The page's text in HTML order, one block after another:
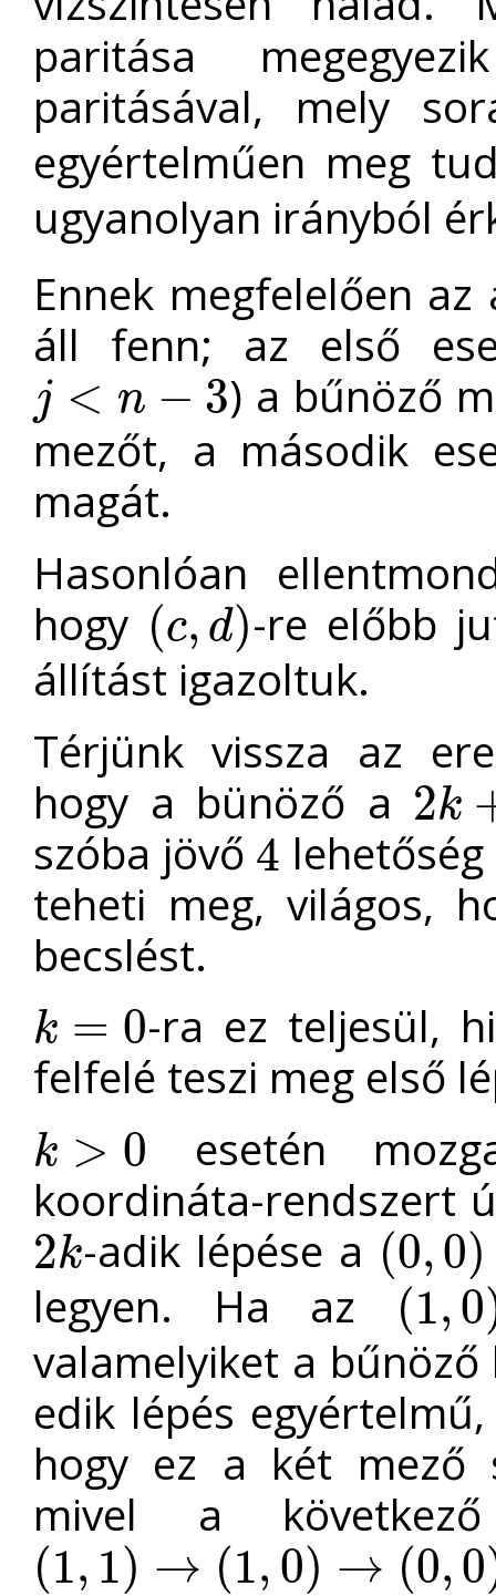
paritása
paritásával, mely
egyértelműen meg
ugyanolyan irányból
Ennek megfelelően
áll fenn; az első
j < n − 3
j< −3
) a bűnöző
mezőt, a második
magát.
Hasonlóan
hogy (c, d)
(c ,d)
-re előbb
állítást igazoltuk.
Térjünk vissza az
hogy a bünöző a 2k
2k+1
szóba jövő 4
4
teheti meg, világos,
becslést.
k = 0
k=0
-ra ez teljesül,
felfelé teszi meg első
k > 0
k>0
esetén
koordináta-rendszert
2k
2k -adik lépése a (0, 0)
(0 ,0) → (0, 1)
legyen. Ha az (1, 0
(1 ,0)
valamelyiket a
edik lépés
hogy ez a két mező
mivel a
(1, 1) → (1, 0) → (0, 0
(1 ,1) → (1, 0) →(0,0)